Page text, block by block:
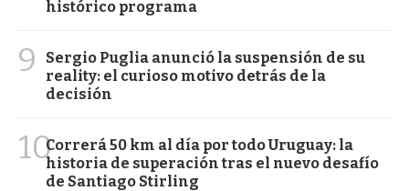
histórico programa
9
Sergio Puglia anunció la suspensión de su
reality: el curioso motivo detrás de la
decisión
10Correrá 50 km al día por todo Uruguay: la
historia de superación tras el nuevo desafío
de Santiago Stirling